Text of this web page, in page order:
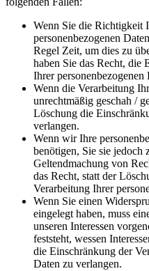
Wenn Sie die Richtigkeit
personenbezogenen
Regel Zeit, um dies zu
haben Sie das Recht, die
Ihrer personenbezogenen
Wenn die Verarbeitung
unrechtmäßig geschah /
Löschung die
verlangen.
Wenn wir Ihre
benötigen, Sie sie jedoch
Geltendmachung von
das Recht, statt der
Verarbeitung Ihrer
Wenn Sie einen
eingelegt haben, muss
unseren Interessen
feststeht, wessen
die Einschränkung der
Daten zu verlangen.